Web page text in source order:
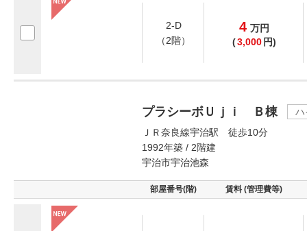
2-D
（2階）
4 万円
(3,000 円)
プラシーボＵｊｉ Ｂ棟
ハ
ＪＲ奈良線宇治駅 徒歩10分
1992年築 / 2階建
宇治市宇治池森
部屋番号(階) 賃料 (管理費等)